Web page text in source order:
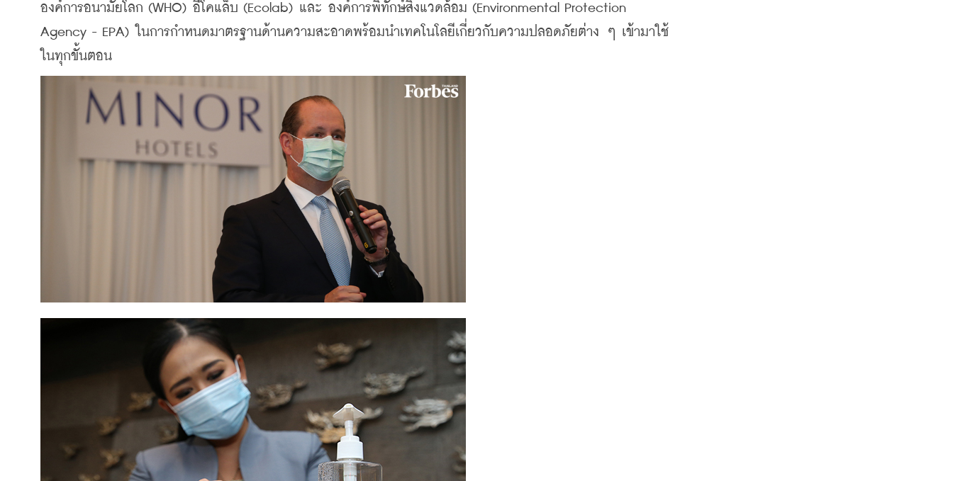
องค์การอนามัยโลก (WHO) อีโคแล็บ (Ecolab) และ องค์การพิทักษ์สิ่งแวดล้อม (Environmental Protection
Agency - EPA) ในการกำหนดมาตรฐานด้านความสะอาดพร้อมนำเทคโนโลยีเกี่ยวกับความปลอดภัยต่าง ๆ เข้ามาใช้
ในทุกขั้นตอน